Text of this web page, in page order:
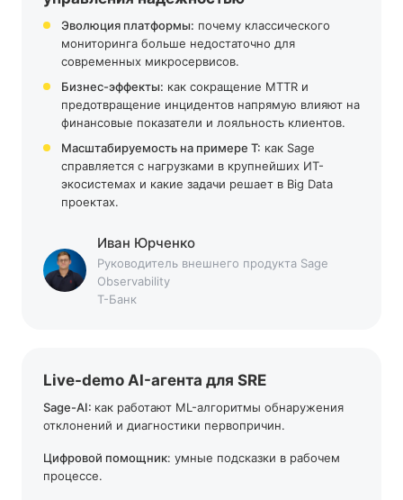
Эволюция платформы: почему классического
мониторинга больше недостаточно для
современных микросервисов.
Бизнес-эффекты: как сокращение MTTR и
предотвращение инцидентов напрямую влияют на
финансовые показатели и лояльность клиентов.
Масштабируемость на примере Т: как Sage
справляется с нагрузками в крупнейших ИТ-
экосистемах и какие задачи решает в Big Data
проектах.
Иван Юрченко
Руководитель внешнего продукта Sage
Observability
Т-Банк
Live-demo AI-агента для SRE
Sage-AI: как работают ML-алгоритмы обнаружения
отклонений и диагностики первопричин.
Цифровой помощник: умные подсказки в рабочем
процессе.